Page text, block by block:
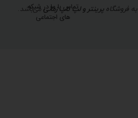
فروشگاهپرینتر و لپ تاپ زمانی می‌باشد.
تماس با ما در شبکه
های اجتماعی